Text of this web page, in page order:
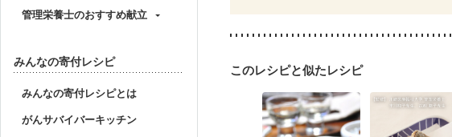
管理栄養士のおすすめ献立
みんなの寄付レシピ
みんなの寄付レシピとは
がんサバイバーキッチン
乳がん治療を終えた方・経過観察中の方など
このレシピと似たレシピ